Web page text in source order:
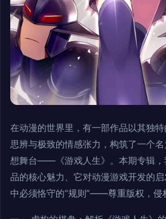
在动漫的世界里，有一部作品以其独
思辨与极致的情感张力，构筑了一个名
想舞台——《游戏人生》。本期专辑，
品的核心魅力、它对动漫游戏开发的
中必须恪守的“规则”——尊重版权，侵